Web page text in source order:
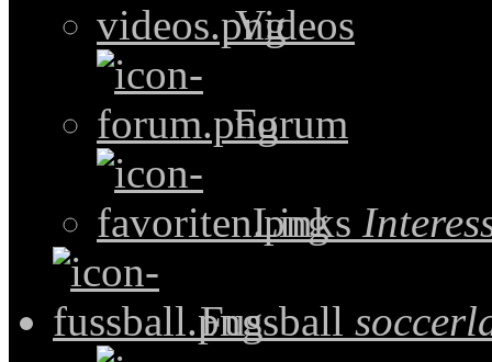
Videos
Forum
Links
Fussball